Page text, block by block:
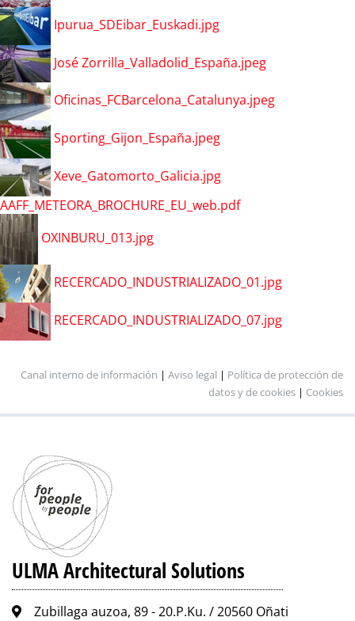
Ipurua_SDEibar_Euskadi.jpg
José Zorrilla_Valladolid_España.jpeg
Oficinas_FCBarcelona_Catalunya.jpeg
Sporting_Gijon_España.jpeg
Xeve_Gatomorto_Galicia.jpg
AAFF_METEORA_BROCHURE_EU_web.pdf
OXINBURU_013.jpg
RECERCADO_INDUSTRIALIZADO_01.jpg
RECERCADO_INDUSTRIALIZADO_07.jpg
Canal interno de información | Aviso legal | Política de protección de
datos y de cookies | Cookies
ULMA Architectural Solutions
Zubillaga auzoa, 89 - 20.P.Ku. / 20560 Oñati